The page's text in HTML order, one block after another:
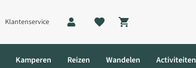
Klantenservice
Shopping cart
Kamperen Reizen Wandelen Activiteiten